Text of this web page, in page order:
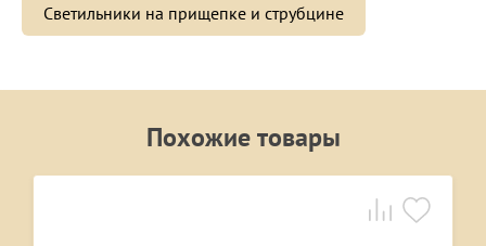
Светильники на прищепке и струбцине
Похожие товары